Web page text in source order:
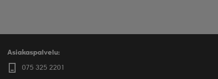
Asiakaspalvelu:
075 325 2201